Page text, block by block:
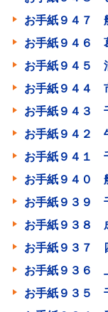
お手紙９４７
お手紙９４６
お手紙９４５
お手紙９４４
お手紙９４３
お手紙９４２
お手紙９４１
お手紙９４０
お手紙９３９
お手紙９３８
お手紙９３７
お手紙９３６
お手紙９３５